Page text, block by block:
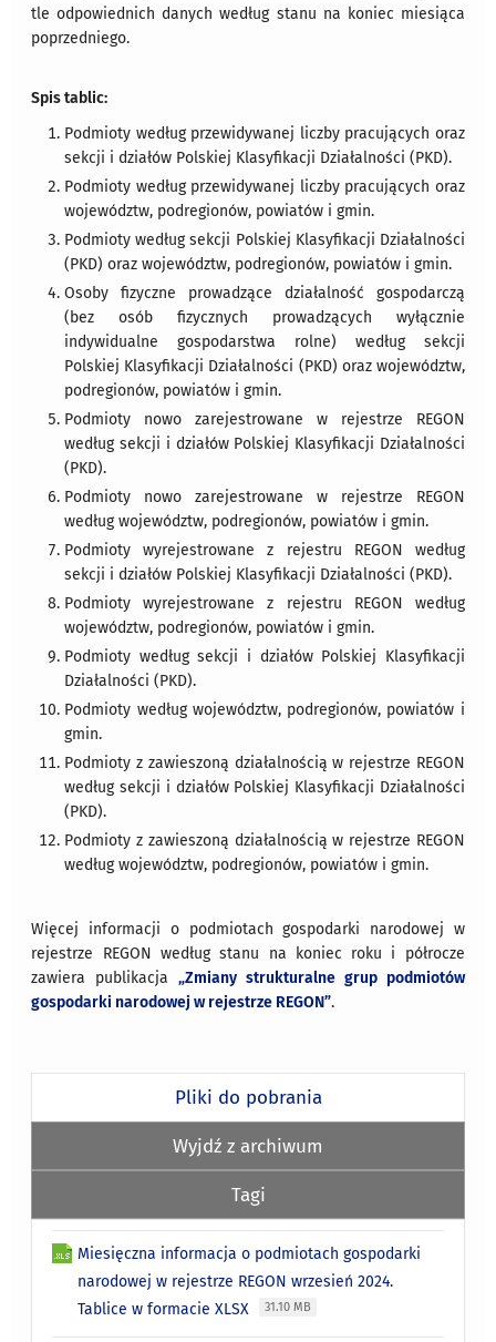
tle odpowiednich danych według stanu na koniec miesiąca
poprzedniego.
Spis tablic:
Podmioty według przewidywanej liczby pracujących oraz
sekcji i działów Polskiej Klasyfikacji Działalności (PKD).
Podmioty według przewidywanej liczby pracujących oraz
województw, podregionów, powiatów i gmin.
Podmioty według sekcji Polskiej Klasyfikacji Działalności
(PKD) oraz województw, podregionów, powiatów i gmin.
Osoby fizyczne prowadzące działalność gospodarczą
(bez osób fizycznych prowadzących wyłącznie
indywidualne gospodarstwa rolne) według sekcji
Polskiej Klasyfikacji Działalności (PKD) oraz województw,
podregionów, powiatów i gmin.
Podmioty nowo zarejestrowane w rejestrze REGON
według sekcji i działów Polskiej Klasyfikacji Działalności
(PKD).
Podmioty nowo zarejestrowane w rejestrze REGON
według województw, podregionów, powiatów i gmin.
Podmioty wyrejestrowane z rejestru REGON według
sekcji i działów Polskiej Klasyfikacji Działalności (PKD).
Podmioty wyrejestrowane z rejestru REGON według
województw, podregionów, powiatów i gmin.
Podmioty według sekcji i działów Polskiej Klasyfikacji
Działalności (PKD).
Podmioty według województw, podregionów, powiatów i
gmin.
Podmioty z zawieszoną działalnością w rejestrze REGON
według sekcji i działów Polskiej Klasyfikacji Działalności
(PKD).
Podmioty z zawieszoną działalnością w rejestrze REGON
według województw, podregionów, powiatów i gmin.
Więcej informacji o podmiotach gospodarki narodowej w
rejestrze REGON według stanu na koniec roku i półrocze
zawiera publikacja„Zmiany strukturalne grup podmiotów
gospodarki narodowej w rejestrze REGON”.
Pliki do pobrania
Wyjdź z archiwum
Tagi
Miesięczna informacja o podmiotach gospodarki
narodowej w rejestrze REGON wrzesień 2024.
Tablice w formacie XLSX
31.10 MB